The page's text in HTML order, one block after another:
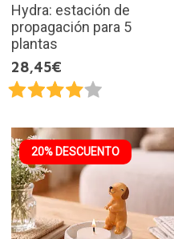
Hydra: estación de
propagación para 5
plantas
28,45€
20% DESCUENTO